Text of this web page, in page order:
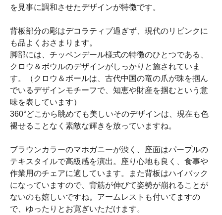
を見事に調和させたデザインが特徴です。
背板部分の彫はデコラティブ過ぎず、現代のリビンクに
も品よくおさまります。
脚部には、チッペンデール様式の特徴のひとつである、
クロウ＆ボウルのデザインがしっかりと施されていま
す。（クロウ＆ボールは、古代中国の竜の爪が珠を掴ん
でいるデザインモチーフで、知恵や財産を掴むという意
味を表しています）
360°どこから眺めても美しいそのデザインは、現在も色
褪せることなく素敵な輝きを放っていますね。
ブラウンカラーのマホガニーが渋く、座面はパープルの
テキスタイルで高級感を演出。座り心地も良く、食事や
作業用のチェアに適しています。また背板はハイバック
になっていますので、背筋が伸びて姿勢が崩れることが
ないのも嬉しいですね。アームレストも付いてますの
で、ゆったりとお寛ぎいただけます。